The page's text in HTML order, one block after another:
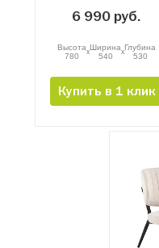
6 990 руб.
Высота
780
xШирина
540
xГлубина
530
Купить в 1 клик